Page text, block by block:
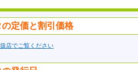
定価と割引価格
店でご覧ください